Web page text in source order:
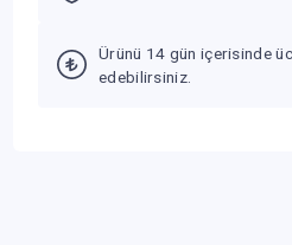
Ürünü 14 gün içerisinde
edebilirsiniz.